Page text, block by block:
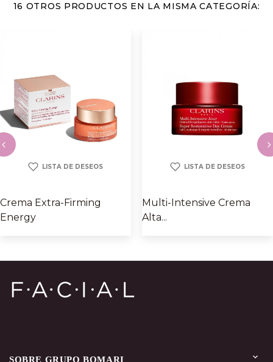
16 OTROS PRODUCTOS EN LA MISMA CATEGORÍA:
LISTA DE DESEOS
Crema Extra-Firming
Energy
LISTA DE DESEOS
Multi-Intensive Crema
Alta...
SOBRE GRUPO BOMARI 